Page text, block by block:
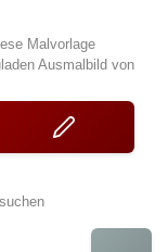
Malvorlage
Ausmalbild von